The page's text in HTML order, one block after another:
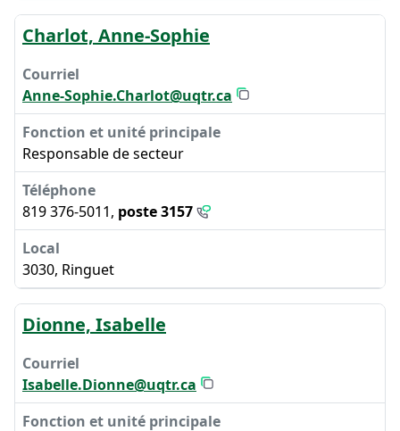
Charlot, Anne-Sophie
Anne-Sophie.Charlot@uqtr.ca
Responsable de secteur
819 376-5011, poste 3157
3030, Ringuet
Dionne, Isabelle
Isabelle.Dionne@uqtr.ca